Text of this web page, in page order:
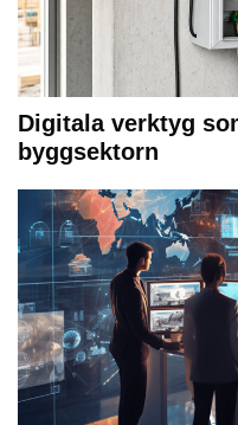
Digitala verktyg
byggsektorn